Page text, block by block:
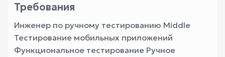
Требования
Инженер по ручному тестированию Middle
Тестирование мобильных приложений
Функциональное тестирование Ручное